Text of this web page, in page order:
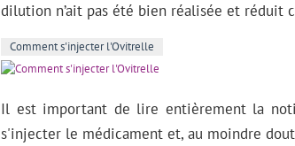
dilution n’ait pas été bien réalisée et réduit
Comment s'injecter l'Ovitrelle
Il est important de lire entièrement la
s'injecter le médicament et, au moindre